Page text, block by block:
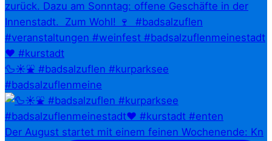
🦆☀️⛲ #badsalzuflen #kurparksee
#badsalzuflenmeine
Der August startet mit einem feinen Wochenende: Kn